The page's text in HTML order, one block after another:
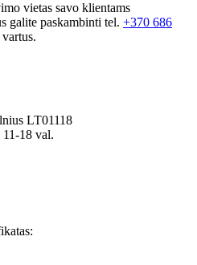
vietas savo klientams
galite paskambinti tel. +370 686
LT01118
18 val.